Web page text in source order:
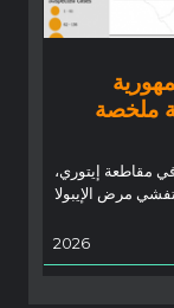
إيتوري 2026 (جمهورية
ملخصة
مقاطعة إيتوري،
مرض الإيبولا
2026